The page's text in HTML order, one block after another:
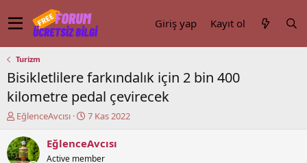
Giriş yap Kayıt ol
Turizm
Bisikletlilere farkındalık için 2 bin 400
kilometre pedal çevirecek
K
n
u
EğlenceAvcısı
B
ş
7 Kas 2022
EğlenceAvcısı
Active member